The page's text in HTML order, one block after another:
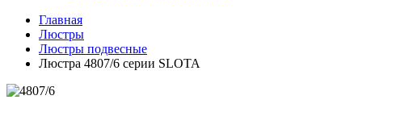
Главная
Люстры
Люстры подвесные
Люстра 4807/6 серии SLOTA